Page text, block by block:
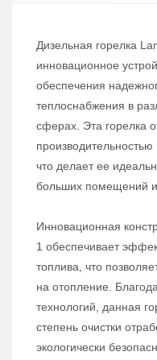
Дизельная горелка
инновационное
обеспечения
теплоснабжения в
сферах. Эта горелка
что делает ее
больших помещений и
Инновационная
1 обеспечивает
топлива, что
на отопление.
технологий, данная
степень очистки
экологически